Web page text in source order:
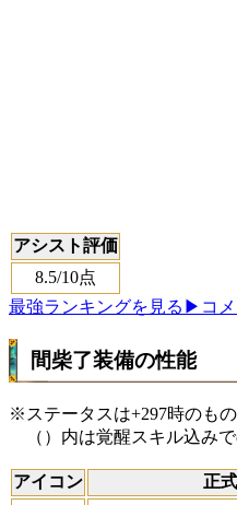
アシスト評価
8.5/10点
最強ランキングを見る ▶コメ
間柴了装備の性能
※ステータスは+297時のも
（）内は覚醒スキル込みで
アイコン 正